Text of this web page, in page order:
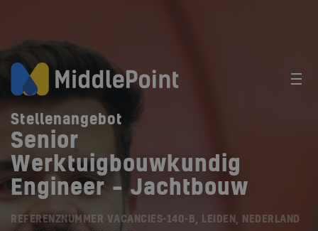
Stellenangebot
Senior
Werktuigbouwkundig
Engineer – Jachtbouw
REFERENZNUMMER VACANCIES-140-B, LEIDEN, NEDERLAND